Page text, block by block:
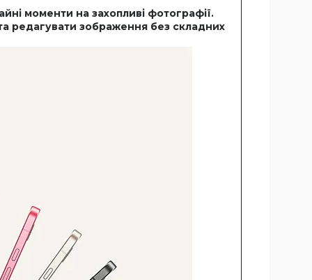
моменти на захопливі фотографії.
редагувати зображення без складних